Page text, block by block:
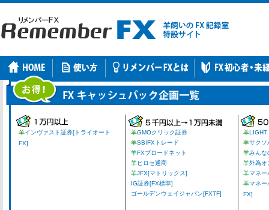
羊インヴァスト証券[トライオート
FX]
羊GMOクリック証券
羊SBIFXトレード
羊FXブロードネット
羊ヒロセ通商
羊JFX[マトリックス]
IG証券[FX標準]
ゴールデンウェイジャパン[FXTF]
羊LIGHT
羊サクソ
羊みんな
羊外為オ
羊マネー
羊マネー
FX]